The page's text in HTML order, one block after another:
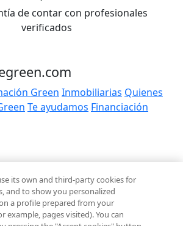
de contar con profesionales
verificados
Green Inmobiliarias Quienes
Te ayudamos Financiación
its own and third-party cookies for
and to show you personalized
a profile prepared from your
example, pages visited). You can